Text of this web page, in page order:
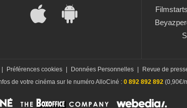
Filmstarts
Préférences cookies Données Personnelles Revue de
de votre cinéma sur le numéro AlloCiné : 0 892 892 892 (0,90€/